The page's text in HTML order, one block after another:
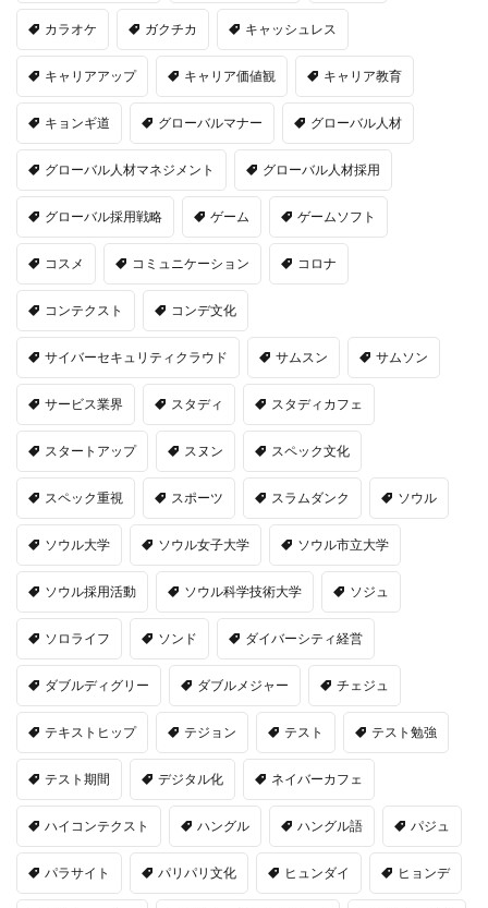
カラオケ ガクチカ キャッシュレス
キャリアアップ キャリア価値観 キャリア教育
キョンギ道 グローバルマナー グローバル人材
グローバル人材マネジメント グローバル人材採用
グローバル採用戦略 ゲーム ゲームソフト
コスメ コミュニケーション コロナ
コンテクスト コンデ文化
サイバーセキュリティクラウド サムスン サムソン
サービス業界 スタディ スタディカフェ
スタートアップ スヌン スペック文化
スペック重視 スポーツ スラムダンク ソウル
ソウル大学 ソウル女子大学 ソウル市立大学
ソウル採用活動 ソウル科学技術大学 ソジュ
ソロライフ ソンド ダイバーシティ経営
ダブルディグリー ダブルメジャー チェジュ
テキストヒップ テジョン テスト テスト勉強
テスト期間 デジタル化 ネイバーカフェ
ハイコンテクスト ハングル ハングル語 パジュ
パラサイト パリパリ文化 ヒュンダイ ヒョンデ